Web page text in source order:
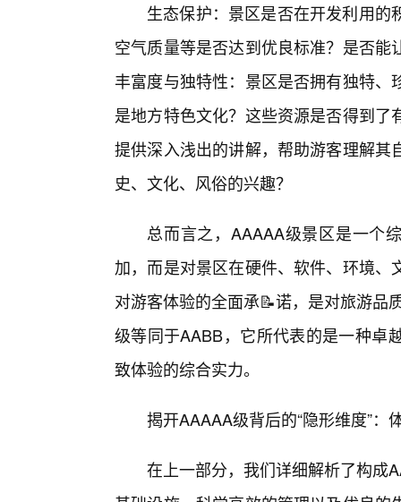
生态保护：景区是否在开发利用
空气质量等是否达到优良标准？是否
丰富度与独特性：景区是否拥有独特
是地方特色文化？这些资源是否得到
提供深入浅出的讲解，帮助游客理解
史、文化、风俗的兴趣？
总而言之，AAAAA级景区是一个
加，而是对景区在硬件、软件、环境
对游客体验的全面承📝诺，是对旅游品
级等同于AABB，它所代表的是一种卓
致体验的综合实力。
揭开AAAAA级背后的“隐形维度”：
在上一部分，我们详细解析了构成